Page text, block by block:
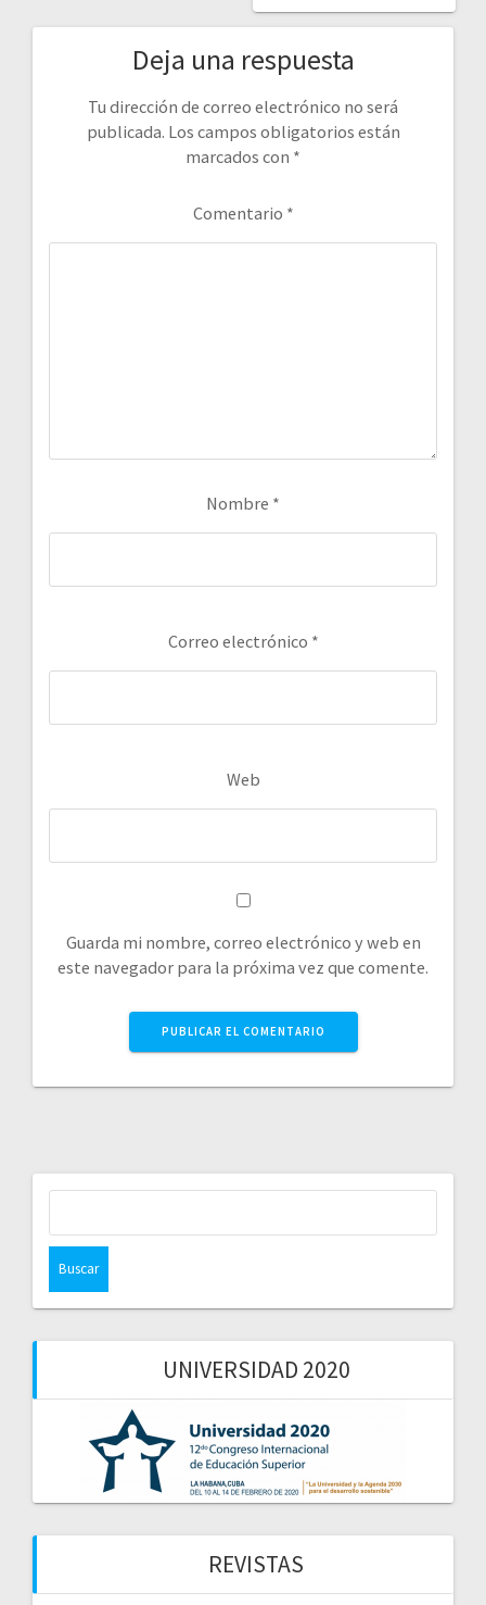
Deja una respuesta
Tu dirección de correo electrónico no será
publicada. Los campos obligatorios están
marcados con *
Comentario *
Nombre *
Correo electrónico *
Web
Guarda mi nombre, correo electrónico y web en
este navegador para la próxima vez que comente.
UNIVERSIDAD 2020
REVISTAS